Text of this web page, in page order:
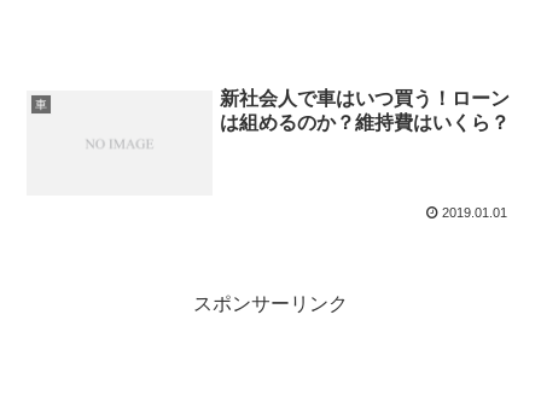
車
新社会人で車はいつ買う！ローン
は組めるのか？維持費はいくら？
2019.01.01
スポンサーリンク